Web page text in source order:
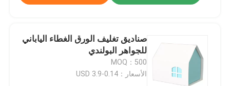
صناديق تغليف الورق الغطاء الياباني
للجواهر البولندي
MOQ：500
الأسعار：0.14-3.9 USD